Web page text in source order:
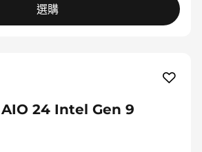
選購
24 Intel Gen 9